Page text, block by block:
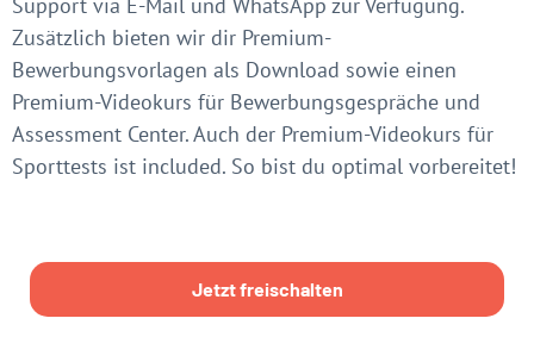
Support via E-Mail und WhatsApp zur Verfügung.
Zusätzlich bieten wir dir Premium-
Bewerbungsvorlagen als Download sowie einen
Premium-Videokurs für Bewerbungsgespräche und
Assessment Center. Auch der Premium-Videokurs für
Sporttests ist included. So bist du optimal vorbereitet!
Jetzt freischalten